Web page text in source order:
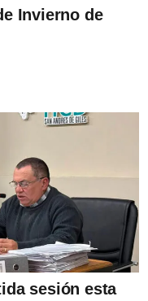
Invierno de
sesión esta